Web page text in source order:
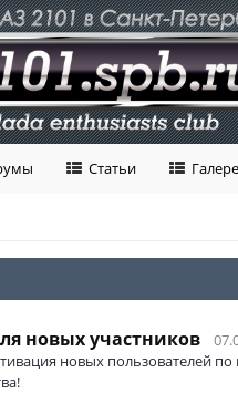
Статьи
новых участников
новых пользователей